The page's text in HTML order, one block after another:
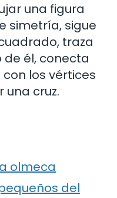
una figura
simetría, sigue
traza
él, conecta
los vértices
cruz.
olmeca
del